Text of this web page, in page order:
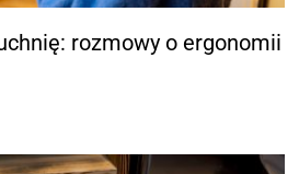
rozmowy o ergonomii